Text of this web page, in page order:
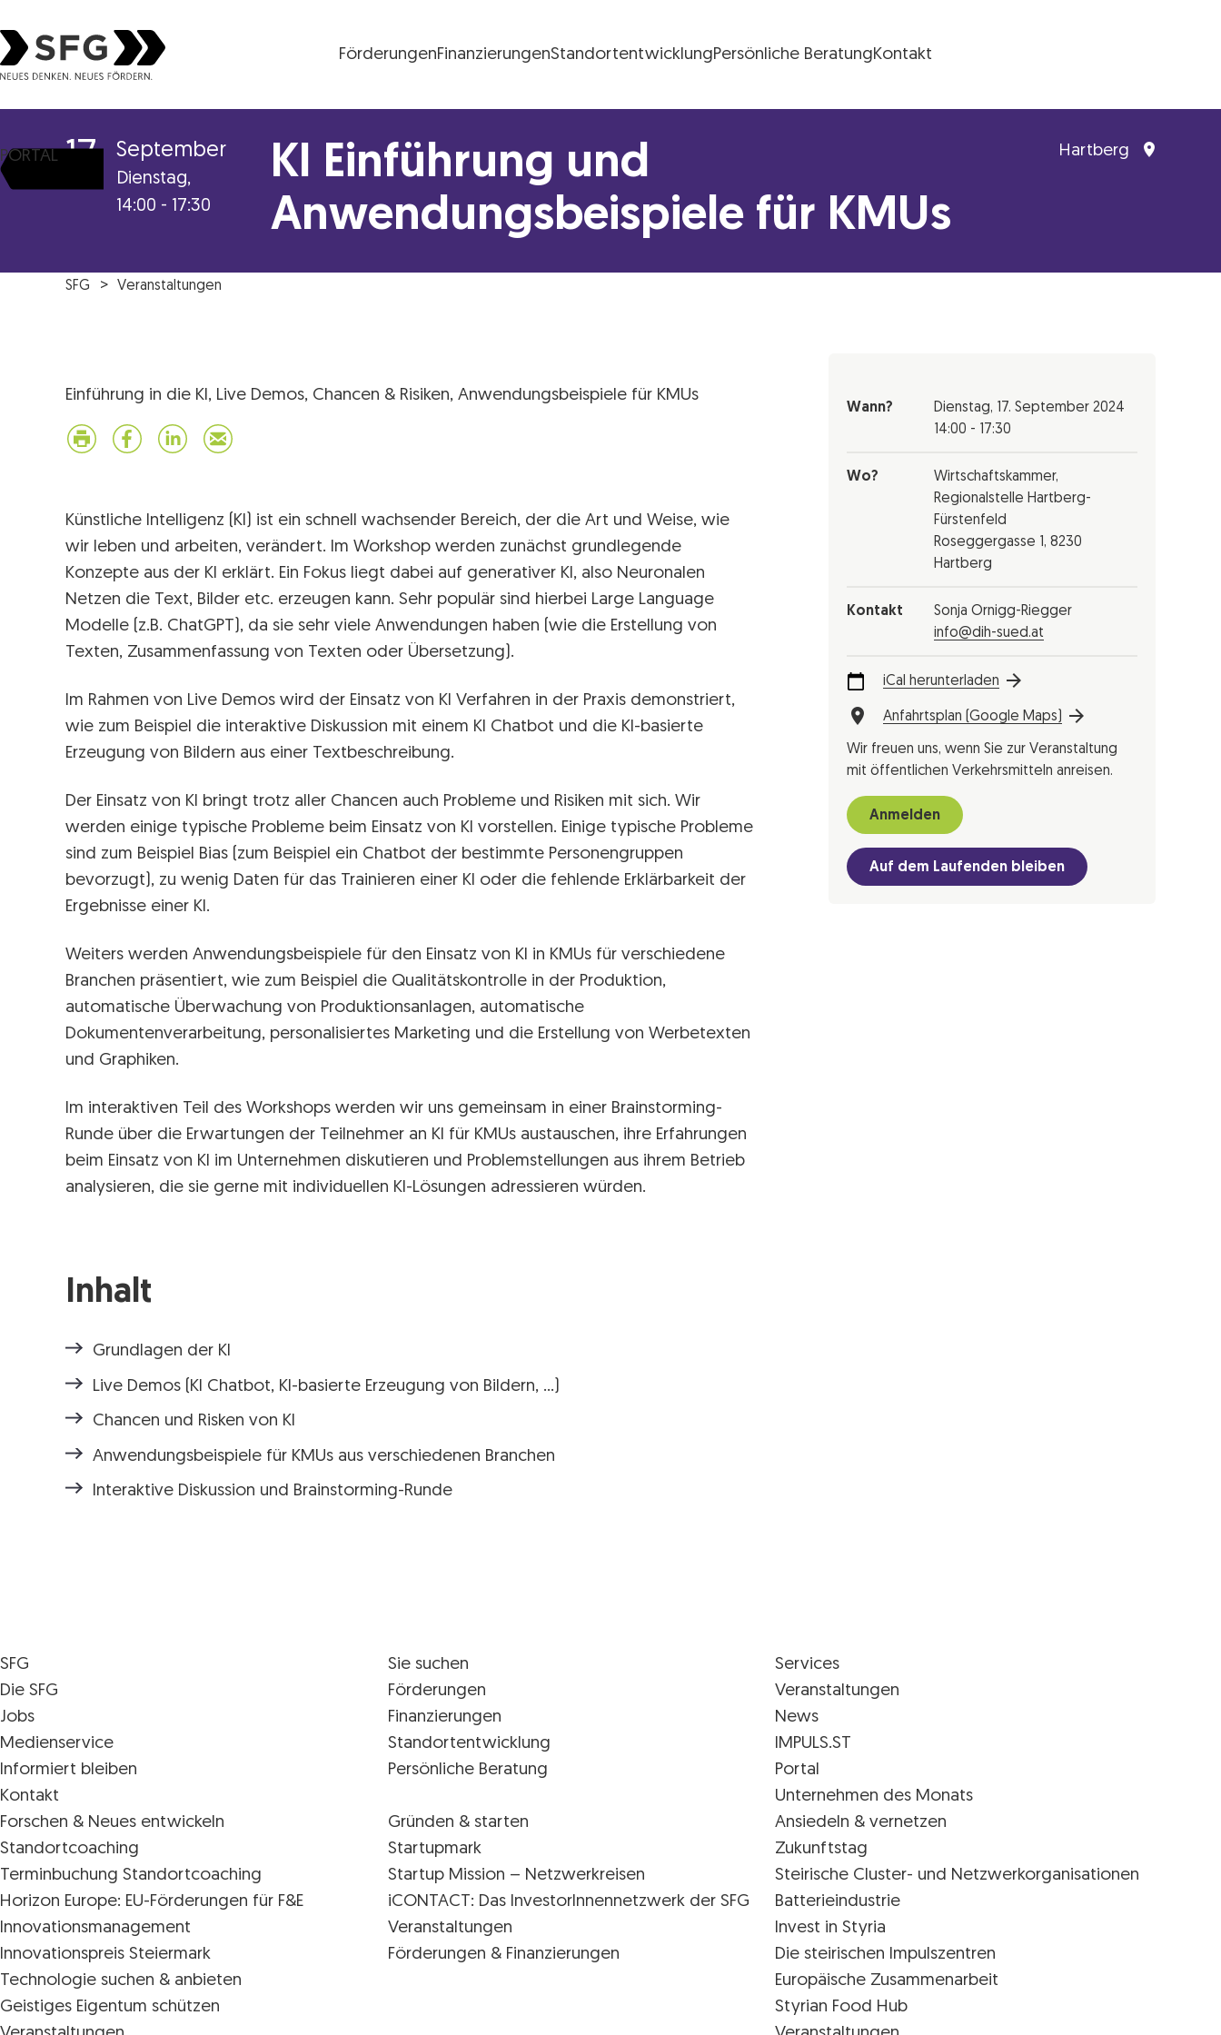
FörderungenFinanzierungenStandortentwicklungPersönliche BeratungKontakt
PORTAL 17 September
Dienstag,
14:00 - 17:30
KI Einführung und
Anwendungsbeispiele für KMUs
Hartberg
SFG Veranstaltungen
Einführung in die KI, Live Demos, Chancen & Risiken, Anwendungsbeispiele für KMUs
Künstliche Intelligenz (KI) ist ein schnell wachsender Bereich, der die Art und Weise, wie
wir leben und arbeiten, verändert. Im Workshop werden zunächst grundlegende
Konzepte aus der KI erklärt. Ein Fokus liegt dabei auf generativer KI, also Neuronalen
Netzen die Text, Bilder etc. erzeugen kann. Sehr populär sind hierbei Large Language
Modelle (z.B. ChatGPT), da sie sehr viele Anwendungen haben (wie die Erstellung von
Texten, Zusammenfassung von Texten oder Übersetzung).
Im Rahmen von Live Demos wird der Einsatz von KI Verfahren in der Praxis demonstriert,
wie zum Beispiel die interaktive Diskussion mit einem KI Chatbot und die KI-basierte
Erzeugung von Bildern aus einer Textbeschreibung.
Der Einsatz von KI bringt trotz aller Chancen auch Probleme und Risiken mit sich. Wir
werden einige typische Probleme beim Einsatz von KI vorstellen. Einige typische Probleme
sind zum Beispiel Bias (zum Beispiel ein Chatbot der bestimmte Personengruppen
bevorzugt), zu wenig Daten für das Trainieren einer KI oder die fehlende Erklärbarkeit der
Ergebnisse einer KI.
Weiters werden Anwendungsbeispiele für den Einsatz von KI in KMUs für verschiedene
Branchen präsentiert, wie zum Beispiel die Qualitätskontrolle in der Produktion,
automatische Überwachung von Produktionsanlagen, automatische
Dokumentenverarbeitung, personalisiertes Marketing und die Erstellung von Werbetexten
und Graphiken.
Im interaktiven Teil des Workshops werden wir uns gemeinsam in einer Brainstorming-
Runde über die Erwartungen der Teilnehmer an KI für KMUs austauschen, ihre Erfahrungen
beim Einsatz von KI im Unternehmen diskutieren und Problemstellungen aus ihrem Betrieb
analysieren, die sie gerne mit individuellen KI-Lösungen adressieren würden.
Inhalt
Grundlagen der KI
Live Demos (KI Chatbot, KI-basierte Erzeugung von Bildern, …)
Chancen und Risken von KI
Anwendungsbeispiele für KMUs aus verschiedenen Branchen
Interaktive Diskussion und Brainstorming-Runde
Wann? Dienstag,
17. September 2024
14:00 - 17:30
Wo?
Wirtschaftskammer,
Regionalstelle Hartberg-
Fürstenfeld
Roseggergasse 1, 8230
Hartberg
Kontakt
Sonja Ornigg-Riegger
info@dih-sued.at
iCal herunterladen
Anfahrtsplan (Google Maps)
Wir freuen uns, wenn Sie zur Veranstaltung
mit öffentlichen Verkehrsmitteln anreisen.
Anmelden
Auf dem Laufenden bleiben
SFG
Die SFG
Jobs
Medienservice
Informiert bleiben
Kontakt
Sie suchen
Förderungen
Finanzierungen
Standortentwicklung
Persönliche Beratung
Services
Veranstaltungen
News
IMPULS.ST
Portal
Unternehmen des Monats
Forschen & Neues entwickeln
Standortcoaching
Terminbuchung Standortcoaching
Horizon Europe: EU-Förderungen für F&E
Innovations­management
Innovationspreis Steiermark
Technologie suchen & anbieten
Geistiges Eigentum schützen
Gründen & starten
Startupmark
Startup Mission – Netzwerkreisen
iCONTACT: Das InvestorInnennetzwerk der SFG
Veranstaltungen
Förderungen & Finanzierungen
Ansiedeln & vernetzen
Zukunftstag
Steirische Cluster- und Netzwerkorganisationen
Batterieindustrie
Invest in Styria
Die steirischen Impulszentren
Europäische Zusammenarbeit
Styrian Food Hub